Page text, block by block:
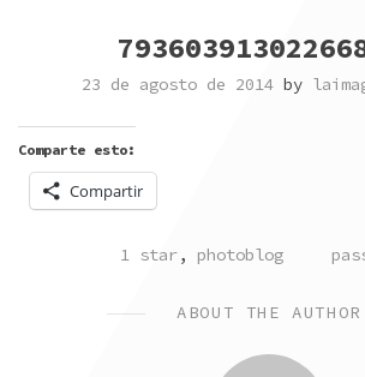
23 de agosto de 2014 by
Comparte esto:
Compartir
POSTED
1 star, photoblog
ABOUT THE AUTHOR